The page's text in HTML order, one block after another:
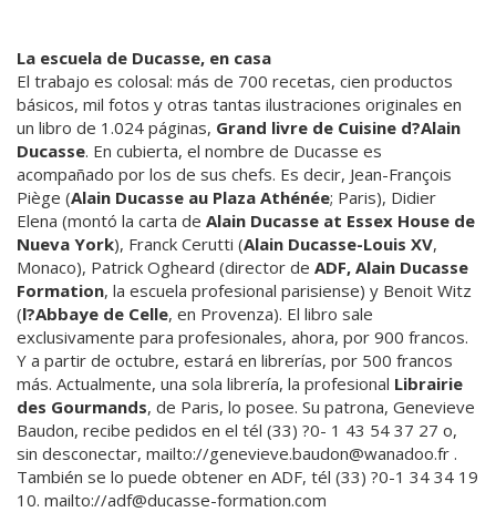
La escuela de Ducasse, en casa
El trabajo es colosal: más de 700 recetas, cien productos
básicos, mil fotos y otras tantas ilustraciones originales en
un libro de 1.024 páginas, Grand livre de Cuisine d?Alain
Ducasse. En cubierta, el nombre de Ducasse es
acompañado por los de sus chefs. Es decir, Jean-François
Piège (Alain Ducasse au Plaza Athénée; Paris), Didier
Elena (montó la carta de Alain Ducasse at Essex House de
Nueva York), Franck Cerutti (Alain Ducasse-Louis XV,
Monaco), Patrick Ogheard (director de ADF, Alain Ducasse
Formation, la escuela profesional parisiense) y Benoit Witz
(l?Abbaye de Celle, en Provenza). El libro sale
exclusivamente para profesionales, ahora, por 900 francos.
Y a partir de octubre, estará en librerías, por 500 francos
más. Actualmente, una sola librería, la profesional Librairie
des Gourmands, de Paris, lo posee. Su patrona, Genevieve
Baudon, recibe pedidos en el tél (33) ?0- 1 43 54 37 27 o,
sin desconectar, mailto://genevieve.baudon@wanadoo.fr .
También se lo puede obtener en ADF, tél (33) ?0-1 34 34 19
10. mailto://adf@ducasse-formation.com